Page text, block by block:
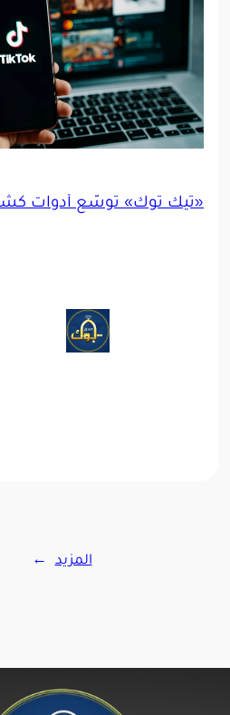
ذكية للأعمال القضائية
«تيك توك» توسّع أدوات
المزيد →